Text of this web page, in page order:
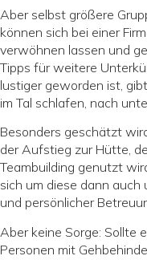
Aber selbst größere
können sich bei einer
verwöhnen lassen und
Tipps für weitere
lustiger geworden ist,
im Tal schlafen, nach
Besonders geschätzt
der Aufstieg zur Hütte,
Teambuilding genutzt
sich um diese dann
und persönlicher
Aber keine Sorge: Sollte
Personen mit